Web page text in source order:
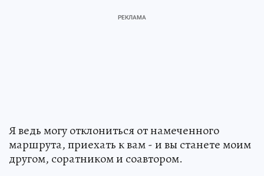
Я ведь могу отклониться от намеченного
маршрута, приехать к вам - и вы станете моим
другом, соратником и соавтором.